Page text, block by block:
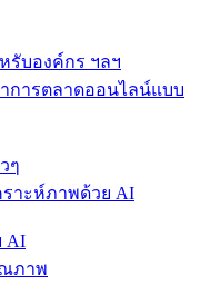
รับองค์กร ฯลฯ
ๆ
AI